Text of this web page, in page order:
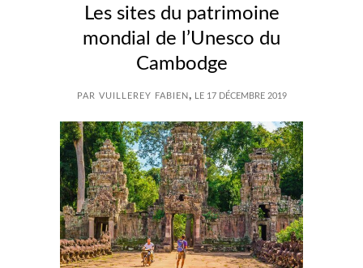
Les sites du patrimoine
mondial de l’Unesco du
Cambodge
PAR VUILLEREY FABIEN , LE 17 DÉCEMBRE 2019